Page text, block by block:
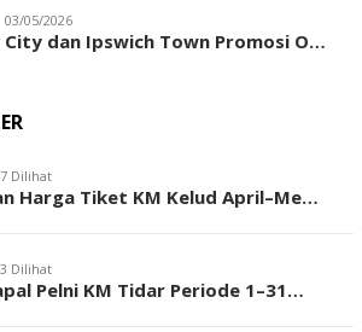
03/05/2026
dan Ipswich Town Promosi O…
Dilihat
Harga Tiket KM Kelud April–Me…
Dilihat
Pelni KM Tidar Periode 1–31…